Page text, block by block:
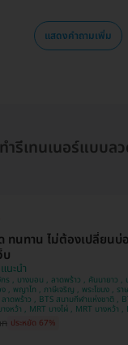
แสดงคำถามเพิ่ม
ำรีเทนเนอร์แบบล
ทนทาน ไม่ต้องเปลี่ยนบ่
บ
นะนำ
ประหยัด 67%